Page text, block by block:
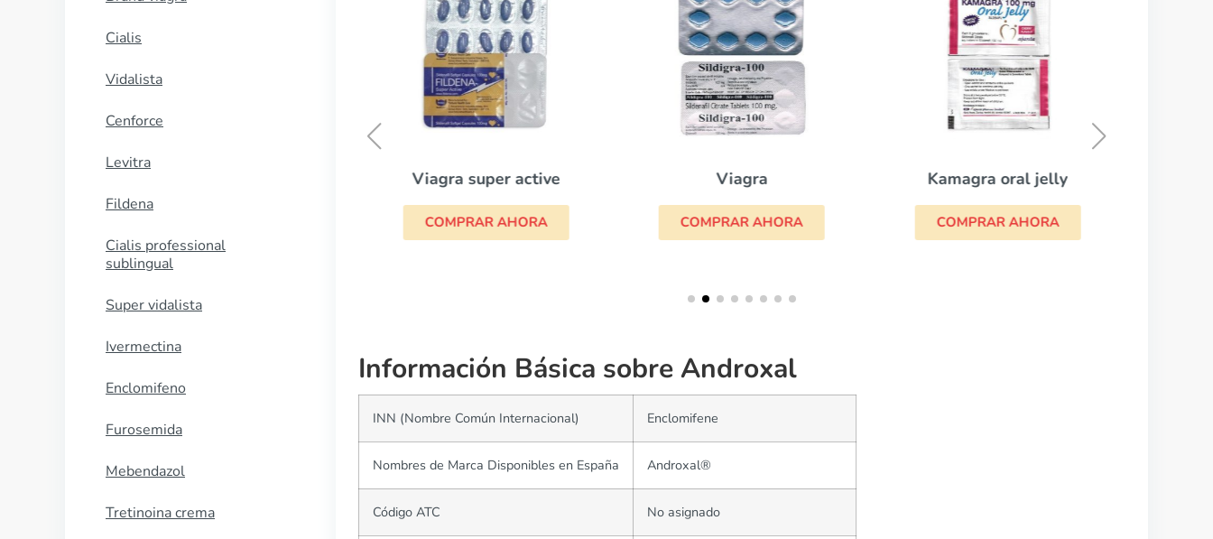
Cialis
Vidalista
Cenforce
Levitra
Fildena
Cialis professional
sublingual
Super vidalista
Ivermectina
Enclomifeno
Furosemida
Mebendazol
Tretinoina crema
Viagra super active
COMPRAR AHORA
Viagra
COMPRAR AHORA
Kamagra oral jelly
COMPRAR AHORA
Información Básica sobre Androxal
INN (Nombre Común Internacional) Enclomifene
Nombres de Marca Disponibles en España Androxal®
Código ATC No asignado